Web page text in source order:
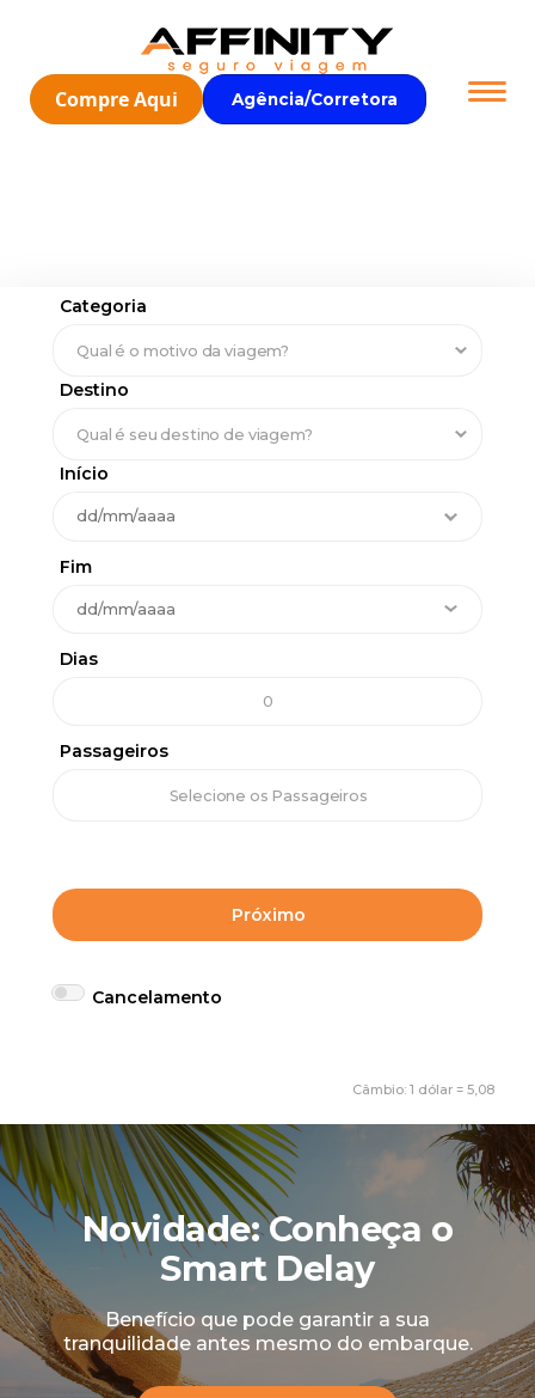
Compre Aqui Agência/Corretora
Categoria
Destino
Início
Fim
Dias
Passageiros
Próximo
Cancelamento
Câmbio: 1 dólar = 5,08
Novidade: Conheça o
Smart Delay
Benefício que pode garantir a sua
tranquilidade antes mesmo do embarque.